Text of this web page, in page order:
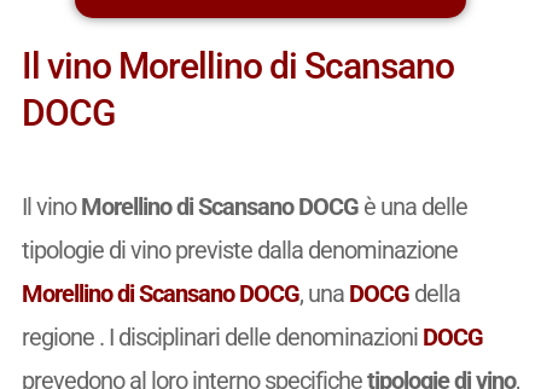
Il vino Morellino di Scansano
DOCG
Il vinoMorellino di Scansano DOCGè una delle
tipologie di vino previste dalla denominazione
Morellino di Scansano DOCG, una DOCGdella
regione . I disciplinari delle denominazioni DOCG
prevedono al loro interno specifichetipologie di vino,